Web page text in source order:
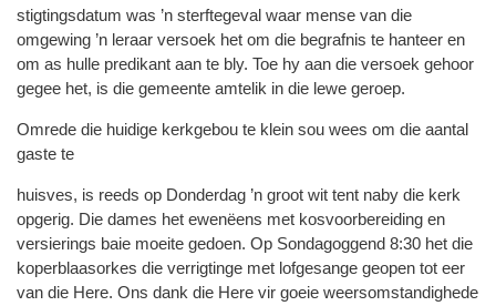
stigtingsdatum was ’n sterftegeval waar mense van die
omgewing ’n leraar versoek het om die begrafnis te hanteer en
om as hulle predikant aan te bly. Toe hy aan die versoek gehoor
gegee het, is die gemeente amtelik in die lewe geroep.
Omrede die huidige kerkgebou te klein sou wees om die aantal
gaste te
huisves, is reeds op Donderdag ’n groot wit tent naby die kerk
opgerig. Die dames het ewenëens met kosvoorbereiding en
versierings baie moeite gedoen. Op Sondagoggend 8:30 het die
koperblaasorkes die verrigtinge met lofgesange geopen tot eer
van die Here. Ons dank die Here vir goeie weersomstandighede